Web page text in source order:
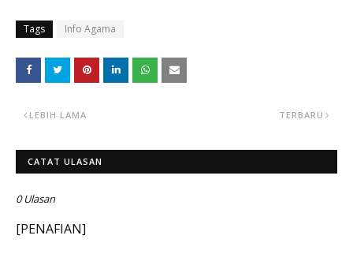
Tags Info Agama
TERBARU
LEBIH LAMA
CATAT ULASAN
0 Ulasan
[PENAFIAN]